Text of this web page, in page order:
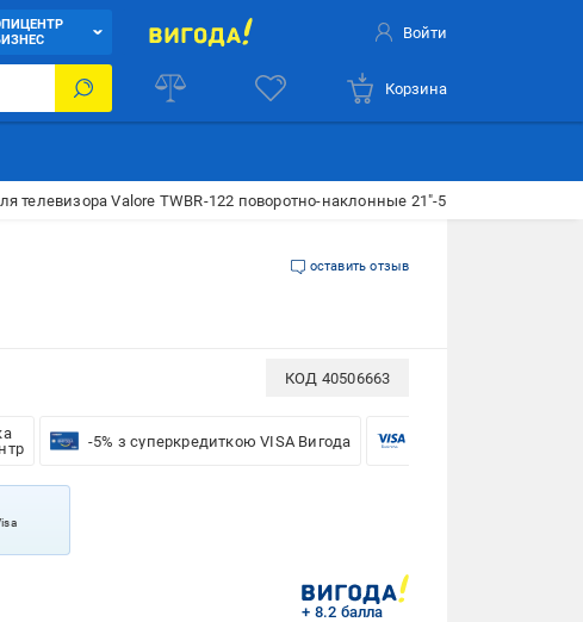
Войти
Корзина
телевизора Valore TWBR-122 поворотно-наклонные 21"-50" черный
оставить отзыв
КОД 40506663
-5% з суперкредиткою VISA Вигода
+ 8.2 балла